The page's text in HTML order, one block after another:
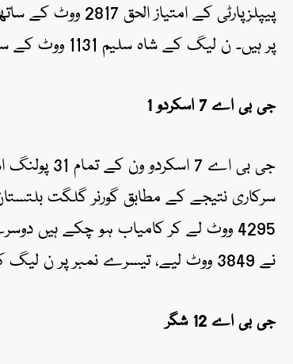
پر ہیں۔ ن لیگ کے شاہ سلیم 1131 ووٹ کے ساتھ چوتھے نمبر پر ہیں۔
جی بی اے 7 اسکردو 1
جی بی اے
سرکاری نتیجے کے مطابق گورنر گلگت
4295 ووٹ لے کر کامیاب ہو چکے ہیں
نے 3849 ووٹ لیے، تیسرے نمبر پر ن لیگ کے امیدوار حاجی اکبر ثایان رہے جنہوں نے 2667 ووٹ لیے۔
جی بی اے 12 شگر